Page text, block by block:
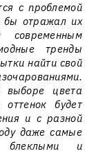
с проблемой
бы отражал их
современным
тренды
найти свой
выборе цвета
будет
и с разной
даже самые
блеклыми и